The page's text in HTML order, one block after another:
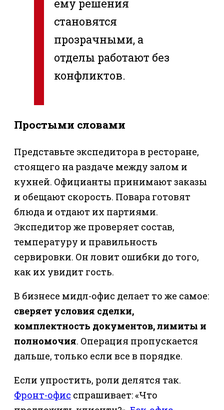
ему решения
становятся
прозрачными, а
отделы работают без
конфликтов.
Простыми словами
Представьте экспедитора в ресторане,
стоящего на раздаче между залом и
кухней. Официанты принимают заказы
и обещают скорость. Повара готовят
блюда и отдают их партиями.
Экспедитор же проверяет состав,
температуру и правильность
сервировки. Он ловит ошибки до того,
как их увидит гость.
В бизнесе мидл-офис делает то же самое:
сверяет условия сделки,
комплектность документов, лимиты и
полномочия. Операция пропускается
дальше, только если все в порядке.
Если упростить, роли делятся так.
Фронт-офис спрашивает: «Что